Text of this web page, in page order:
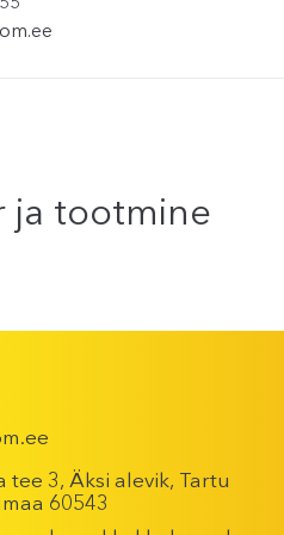
ja tootmine
tee 3, Äksi alevik, Tartu
60543